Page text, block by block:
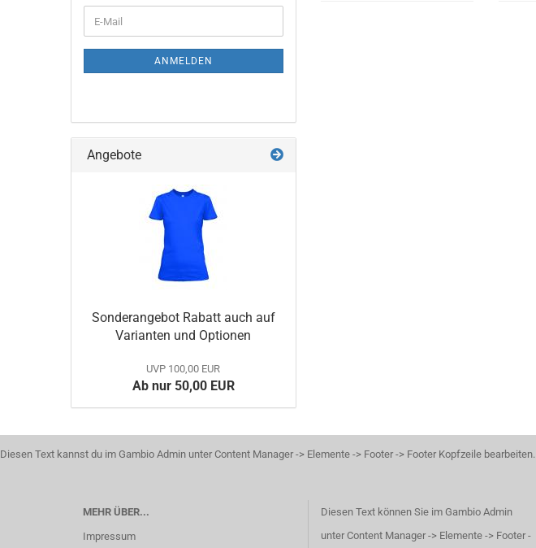
ZUR
E-
Mail
ANMELDEN
Angebote
Sonderangebot Rabatt auch auf
Varianten und Optionen
UVP 100,00 EUR
Ab nur 50,00 EUR
Diesen Text kannst du im Gambio Admin unter Content Manager -> Elemente -> Footer -> Footer Kopfzeile bearbeiten.
MEHR ÜBER...
Impressum
Diesen Text können Sie im Gambio Admin
unter Content Manager -> Elemente -> Footer -